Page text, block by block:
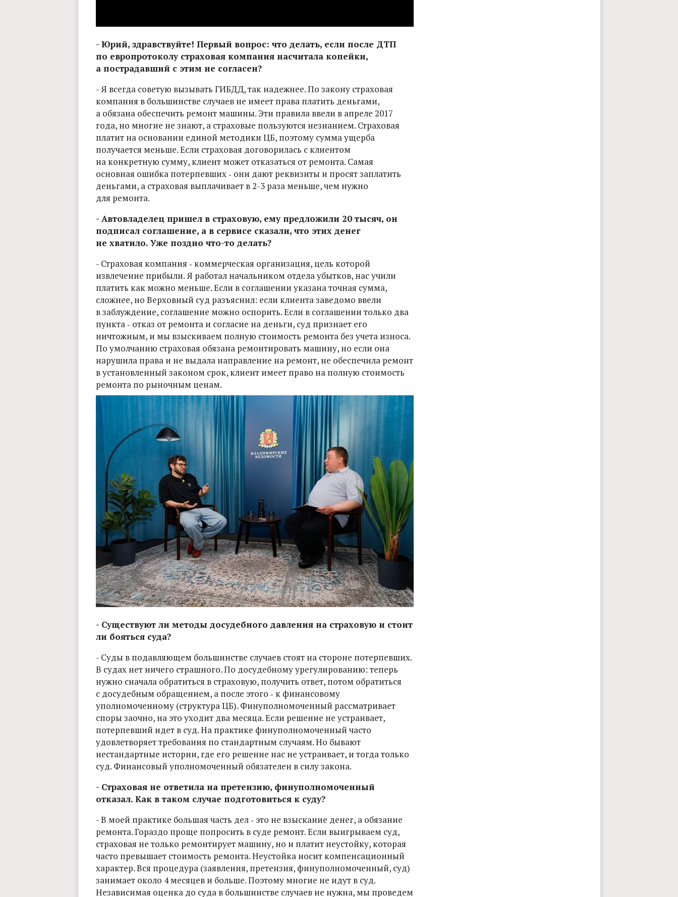
- Юрий, здравствуйте! Первый вопрос: что делать, если после ДТП
по европротоколу страховая компания насчитала копейки,
а пострадавший с этим не согласен?
- Я всегда советую вызывать ГИБДД, так надежнее. По закону страховая
компания в большинстве случаев не имеет права платить деньгами,
а обязана обеспечить ремонт машины. Эти правила ввели в апреле 2017
года, но многие не знают, а страховые пользуются незнанием. Страховая
платит на основании единой методики ЦБ, поэтому сумма ущерба
получается меньше. Если страховая договорилась с клиентом
на конкретную сумму, клиент может отказаться от ремонта. Самая
основная ошибка потерпевших ‑ они дают реквизиты и просят заплатить
деньгами, а страховая выплачивает в 2-3 раза меньше, чем нужно
для ремонта.
- Автовладелец пришел в страховую, ему предложили 20 тысяч, он
подписал соглашение, а в сервисе сказали, что этих денег
не хватило. Уже поздно что-то делать?
- Страховая компания ‑ коммерческая организация, цель которой
извлечение прибыли. Я работал начальником отдела убытков, нас учили
платить как можно меньше. Если в соглашении указана точная сумма,
сложнее, но Верховный суд разъяснил: если клиента заведомо ввели
в заблуждение, соглашение можно оспорить. Если в соглашении только два
пункта ‑ отказ от ремонта и согласие на деньги, суд признает его
ничтожным, и мы взыскиваем полную стоимость ремонта без учета износа.
По умолчанию страховая обязана ремонтировать машину, но если она
нарушила права и не выдала направление на ремонт, не обеспечила ремонт
в установленный законом срок, клиент имеет право на полную стоимость
ремонта по рыночным ценам.
- Существуют ли методы досудебного давления на страховую и стоит
ли бояться суда?
- Суды в подавляющем большинстве случаев стоят на стороне потерпевших.
В судах нет ничего страшного. По досудебному урегулированию: теперь
нужно сначала обратиться в страховую, получить ответ, потом обратиться
с досудебным обращением, а после этого ‑ к финансовому
уполномоченному (структура ЦБ). Финуполномоченный рассматривает
споры заочно, на это уходит два месяца. Если решение не устраивает,
потерпевший идет в суд. На практике финуполномоченный часто
удовлетворяет требования по стандартным случаям. Но бывают
нестандартные истории, где его решение нас не устраивает, и тогда только
суд. Финансовый уполномоченный обязателен в силу закона.
- Страховая не ответила на претензию, финуполномоченный
отказал. Как в таком случае подготовиться к суду?
- В моей практике большая часть дел ‑ это не взыскание денег, а обязание
ремонта. Гораздо проще попросить в суде ремонт. Если выигрываем суд,
страховая не только ремонтирует машину, но и платит неустойку, которая
часто превышает стоимость ремонта. Неустойка носит компенсационный
характер. Вся процедура (заявления, претензия, финуполномоченный, суд)
занимает около 4 месяцев и больше. Поэтому многие не идут в суд.
Независимая оценка до суда в большинстве случаев не нужна, мы проведем